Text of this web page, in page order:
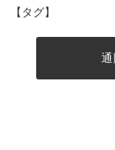
【タグ】